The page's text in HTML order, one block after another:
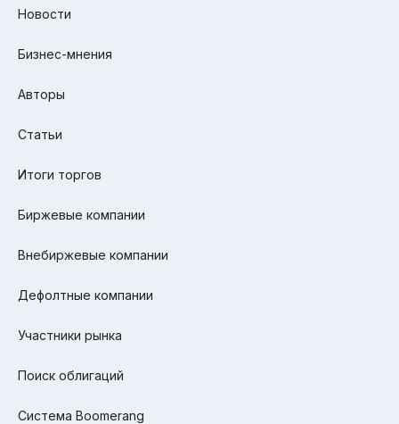
Новости
Бизнес-мнения
Авторы
Статьи
Итоги торгов
Биржевые компании
Внебиржевые компании
Дефолтные компании
Участники рынка
Поиск облигаций
Система Boomerang